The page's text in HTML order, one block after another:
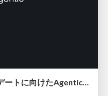
LLMリーダーボードアップデートに向けたAgentic Math_SWEのトレースについて